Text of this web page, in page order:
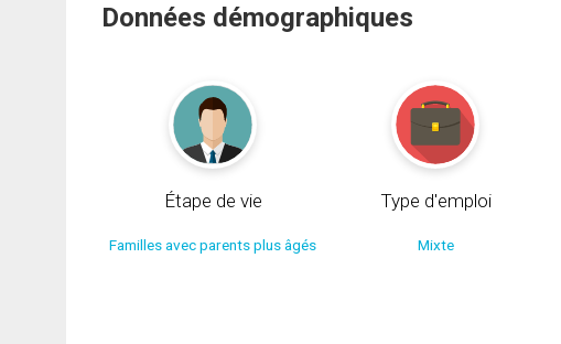
Données démographiques
Étape de vie
Familles avec parents plus âgés
Type d'emploi
Mixte